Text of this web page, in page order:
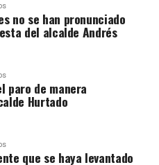
no se han pronunciado
del alcalde Andrés
paro de manera
Hurtado
que se haya levantado